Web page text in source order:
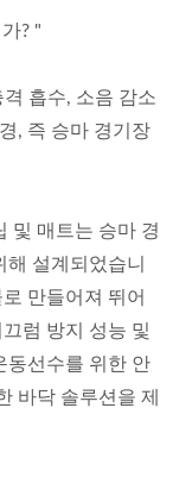
? "
흡수, 소음 감소
, 즉 승마 경기장
및 매트는 승마 경
설계되었습니
만들어져 뛰어
럼 방지 성능 및
동선수를 위한 안
바닥 솔루션을 제